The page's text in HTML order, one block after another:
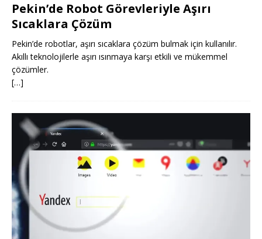
Pekin’de Robot Görevleriyle Aşırı
Sıcaklara Çözüm
Pekin’de robotlar, aşırı sıcaklara çözüm bulmak için kullanılır.
Akıllı teknolojilerle aşırı ısınmaya karşı etkili ve mükemmel
çözümler.
[…]